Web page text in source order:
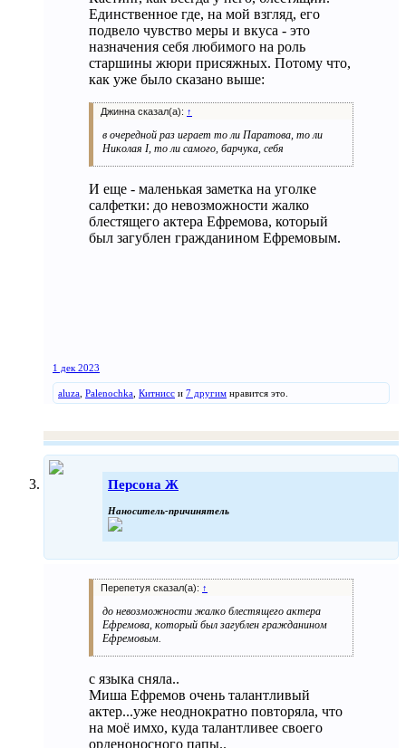
Единственное где, на мой взгляд, его
подвело чувство меры и вкуса - это
назначения себя любимого на роль
старшины жюри присяжных. Потому что,
как уже было сказано выше:
Джинна сказал(а): ↑
в очередной раз играет то ли Паратова, то ли
Николая I, то ли самого, барчука, себя
И еще - маленькая заметка на уголке
салфетки: до невозможности жалко
блестящего актера Ефремова, который
был загублен гражданином Ефремовым.
1 дек 2023
aluza Palenochka Китнисс и 7 другим нравится это.
Персона Ж
Наноситель-причинятель
Перепетуя сказал(а): ↑
до невозможности жалко блестящего актера
Ефремова, который был загублен гражданином
Ефремовым.
с языка сняла..
Миша Ефремов очень талантливый
актер...уже неоднократно повторяла, что
на моё имхо, куда талантливее своего
орденоносного папы..